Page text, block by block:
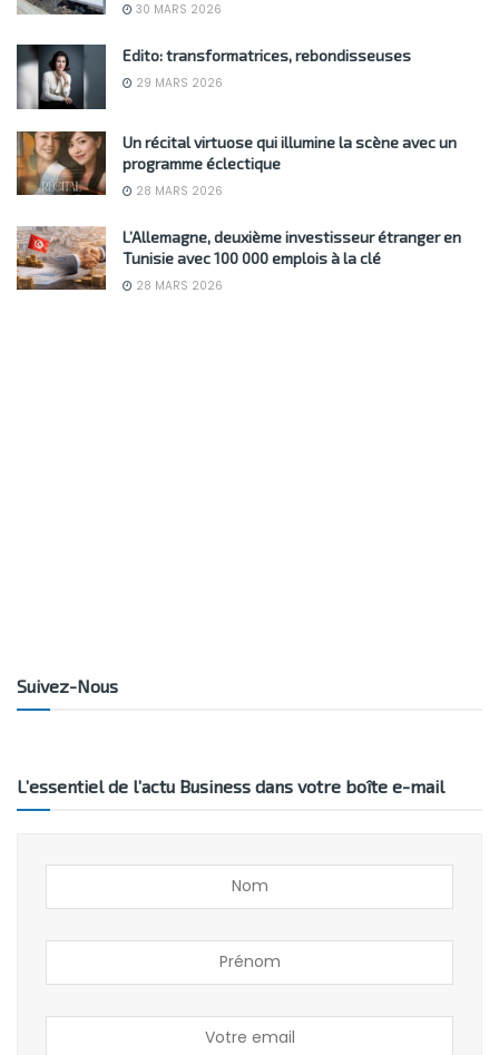
30 MARS 2026
Edito: transformatrices, rebondisseuses
29 MARS 2026
Un récital virtuose qui illumine la scène avec un
programme éclectique
28 MARS 2026
L’Allemagne, deuxième investisseur étranger en
Tunisie avec 100 000 emplois à la clé
28 MARS 2026
Suivez-Nous
L’essentiel de l’actu Business dans votre boîte e-mail